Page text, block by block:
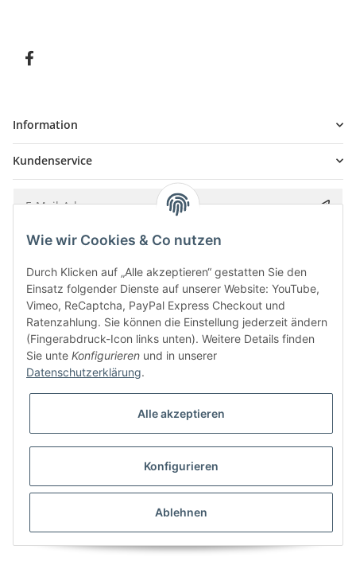
Information
Kundenservice
Bitte senden Sie mir entsprechend IhrerDatenschutzerklärung
* Alle Preise inkl. gesetzlicher USt., zzgl.
Besucherzähler: 5840080
UmsetzungVlarom E-Commerce Agentur| Powered byJTL-Shop|
CLEARIX JTL-Shop Template
Wie wir Cookies & Co nutzen
Durch Klicken auf „Alle akzeptieren“ gestatten Sie den
Einsatz folgender Dienste auf unserer Website: YouTube,
Vimeo, ReCaptcha, PayPal Express Checkout und
Ratenzahlung. Sie können die Einstellung jederzeit ändern
(Fingerabdruck-Icon links unten). Weitere Details finden
Sie unte Konfigurieren und in unserer
Datenschutzerklärung.
Alle akzeptieren
Konfigurieren
Ablehnen